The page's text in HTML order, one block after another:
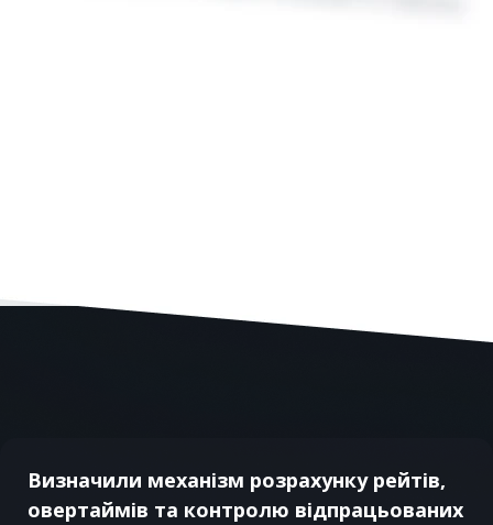
Визначили механізм розрахунку рейтів,
овертаймів та контролю відпрацьованих